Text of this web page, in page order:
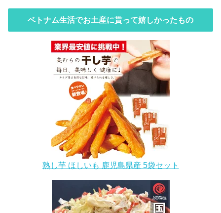
ベトナム生活でお土産に貰って嬉しかったもの
熟し芋 ほしいも 鹿児島県産 5袋セット